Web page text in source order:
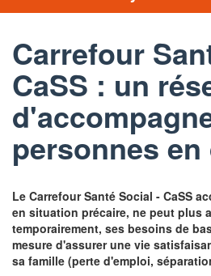
Carrefour
CaSS : un
personnes
Le Carrefour Santé Social - CaSS
en situation précaire, ne peut plus
temporairement, ses besoins de
mesure d'assurer une vie
sa famille (perte d'emploi,